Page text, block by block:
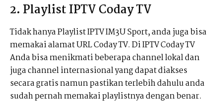
2. Playlist IPTV Coday TV
Tidak hanya Playlist IPTV IM3U Sport, anda juga bisa
memakai alamat URL Coday TV. Di IPTV Coday TV
Anda bisa menikmati beberapa channel lokal dan
juga channel internasional yang dapat diakses
secara gratis namun pastikan terlebih dahulu anda
sudah pernah memakai playlistnya dengan benar.